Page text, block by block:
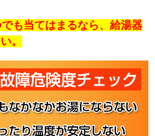
も当てはまるなら、給湯器
。